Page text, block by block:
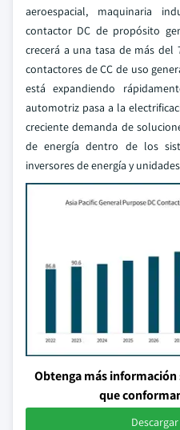
aeroespacial, maquinaria
contactor DC de propósito
crecerá a una tasa de más del
contactores de CC de uso
está expandiendo
automotriz pasa a la
creciente demanda de
de energía dentro de los
inversores de energía y
Obtenga más
que